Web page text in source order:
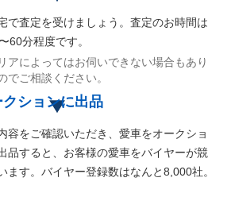
で査定を受けましょう。査定のお時間は
60分程度です。
アによってはお伺いできない場合もあり
でご相談ください。
クションに出品
容をご確認いただき、愛車をオークショ
品すると、お客様の愛車をバイヤーが競
ます。バイヤー登録数はなんと8,000社。